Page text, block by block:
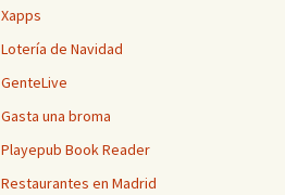
Xapps
Lotería de Navidad
GenteLive
Gasta una broma
Playepub Book Reader
Restaurantes en Madrid